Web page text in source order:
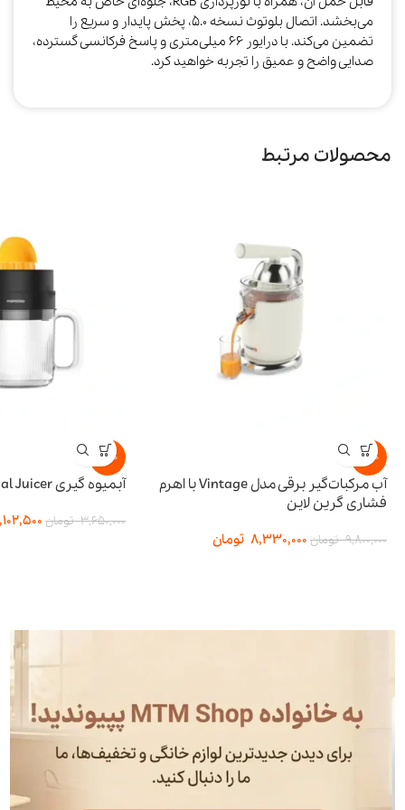
می‌بخشد. اتصال بلوتوث نسخه 5.0، پخش پایدار و سریع را
تضمین می‌کند. با درایور 66 میلی‌متری و پاسخ فرکانسی گسترده،
صدایی واضح و عمیق را تجربه خواهید کرد.
محصولات مرتبط
-15%
آب مرکبات‌گیر برقی مدل Vintage با اهرم
فشاری گرین لاین
9,800,000 تومان 8,330,000 تومان
-15%
آبمیوه گیری BI-Directional Juicer پرودو
3,650,000 تومان